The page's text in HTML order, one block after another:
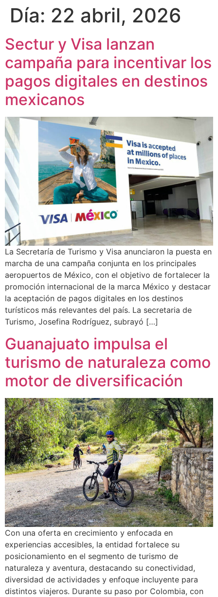
Día: 22 abril, 2026
Sectur y Visa lanzan
campaña para incentivar los
pagos digitales en destinos
mexicanos
La Secretaría de Turismo y Visa anunciaron la puesta en
marcha de una campaña conjunta en los principales
aeropuertos de México, con el objetivo de fortalecer la
promoción internacional de la marca México y destacar
la aceptación de pagos digitales en los destinos
turísticos más relevantes del país. La secretaria de
Turismo, Josefina Rodríguez, subrayó […]
Guanajuato impulsa el
turismo de naturaleza como
motor de diversificación
Con una oferta en crecimiento y enfocada en
experiencias accesibles, la entidad fortalece su
posicionamiento en el segmento de turismo de
naturaleza y aventura, destacando su conectividad,
diversidad de actividades y enfoque incluyente para
distintos viajeros. Durante su paso por Colombia, con